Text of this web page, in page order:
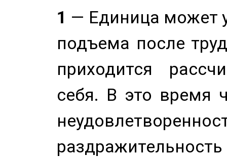
1 — Единица может
подъема после
приходится
себя. В это время